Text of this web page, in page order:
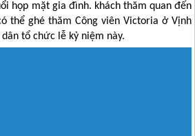
họp mặt gia đình. khách thăm quan đến
thể ghé thăm Công viên Victoria ở Vịnh
tổ chức lễ kỷ niệm này.